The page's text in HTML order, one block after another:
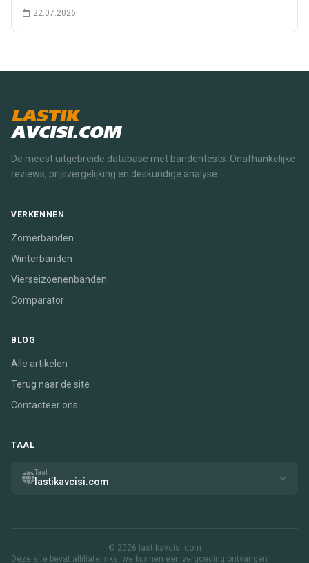
22.07.2026
LASTIK
AVCISI.COM
De meest uitgebreide database met bandentests. Onafhankelijke
reviews, prijsvergelijking en deskundige analyse.
VERKENNEN
Zomerbanden
Winterbanden
Vierseizoenenbanden
Comparator
BLOG
Alle artikelen
Terug naar de site
Contacteer ons
TAAL
Taal
lastikavcisi.com
© 2026 lastikavcisi.com
Deze site bevat affiliatelinks. we kunnen een vergoeding ontvangen